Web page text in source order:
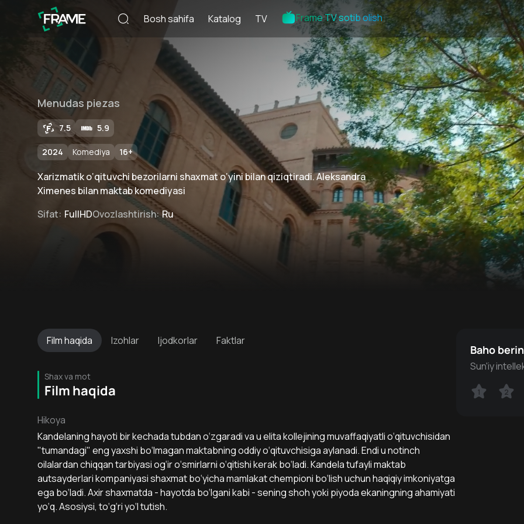
Bosh sahifa Katalog TV Frame TV sotib olish
Menudas piezas
7.5 5.9
2024 Komediya 16+
Xarizmatik o‘qituvchi bezorilarni shaxmat o‘yini bilan qiziqtiradi. Aleksandra
Ximenes bilan maktab komediyasi
Sifat: FullHDOvozlashtirish: Ru
Filmhaqida Izohlar Ijodkorlar Faktlar
Shax va mot
Film haqida
Hikoya
Kandelaning hayoti bir kechada tubdan o‘zgaradi va u elita kollejining muvaffaqiyatli o‘qituvchisidan
"tumandagi" eng yaxshi bo‘lmagan maktabning oddiy o‘qituvchisiga aylanadi. Endi u notinch
oilalardan chiqqan tarbiyasi og‘ir o‘smirlarni o‘qitishi kerak bo‘ladi. Kandela tufayli maktab
autsayderlari kompaniyasi shaxmat bo‘yicha mamlakat chempioni bo‘lish uchun haqiqiy imkoniyatga
ega bo‘ladi. Axir shaxmatda - hayotda bo‘lgani kabi - sening shoh yoki piyoda ekaningning ahamiyati
yo‘q. Asosiysi, to‘g‘ri yo‘l tutish.
Baho
Sun'iy
1 2
1 2